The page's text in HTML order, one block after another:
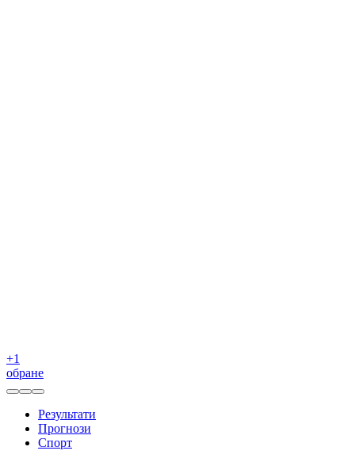
+1
обране
Результати
Прогнози
Спорт